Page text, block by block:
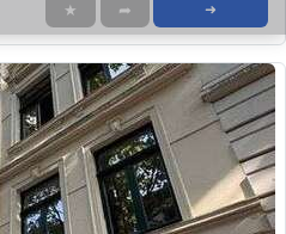
★ ➦ ➜